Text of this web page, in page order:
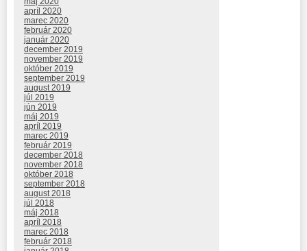
apríl 2020
marec 2020
február 2020
január 2020
december 2019
november 2019
október 2019
september 2019
august 2019
júl 2019
jún 2019
máj 2019
apríl 2019
marec 2019
február 2019
december 2018
november 2018
október 2018
september 2018
august 2018
júl 2018
máj 2018
apríl 2018
marec 2018
február 2018